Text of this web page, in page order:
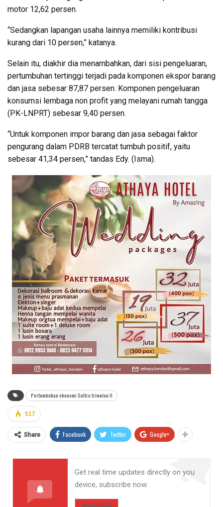
motor 12,62 persen.
“Sedangkan lapangan usaha lainnya memiliki kontribusi
kurang dari 10 persen,” katanya.
Selain itu, diakhir dia menambahkan, dari sisi pengeluaran,
pertumbuhan tertinggi terjadi pada komponen ekspor barang
dan jasa sebesar 87,87 persen. Komponen pengeluaran
konsumsi lembaga non profit yang melayani rumah tangga
(PK-LNPRT) sebesar 9,40 persen.
“Untuk komponen impor barang dan jasa sebagai faktor
pengurang dalam PDRB tercatat tumbuh positif, yaitu
sebesar 41,34 persen,” tandas Edy. (Isma).
Pertumbuhan ekonomi Sultra triwulan II
517
Share Facebook Twitter Google+
Get real time updates directly on you
device, subscribe now.